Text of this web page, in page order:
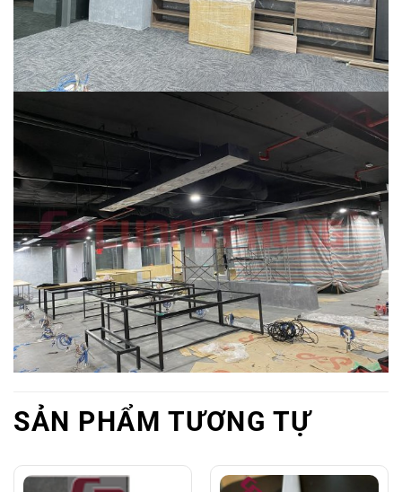
SẢN PHẨM TƯƠNG TỰ